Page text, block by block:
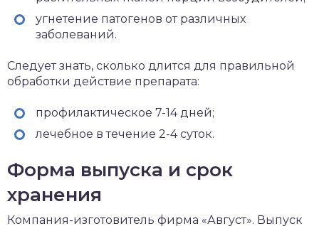
угнетение патогенов от различных
заболеваний.
Следует знать, сколько длится для правильной
обработки действие препарата:
профилактическое 7-14 дней;
лечебное в течение 2-4 суток.
Форма выпуска и срок
хранения
Компания-изготовитель фирма «Август». Выпуск